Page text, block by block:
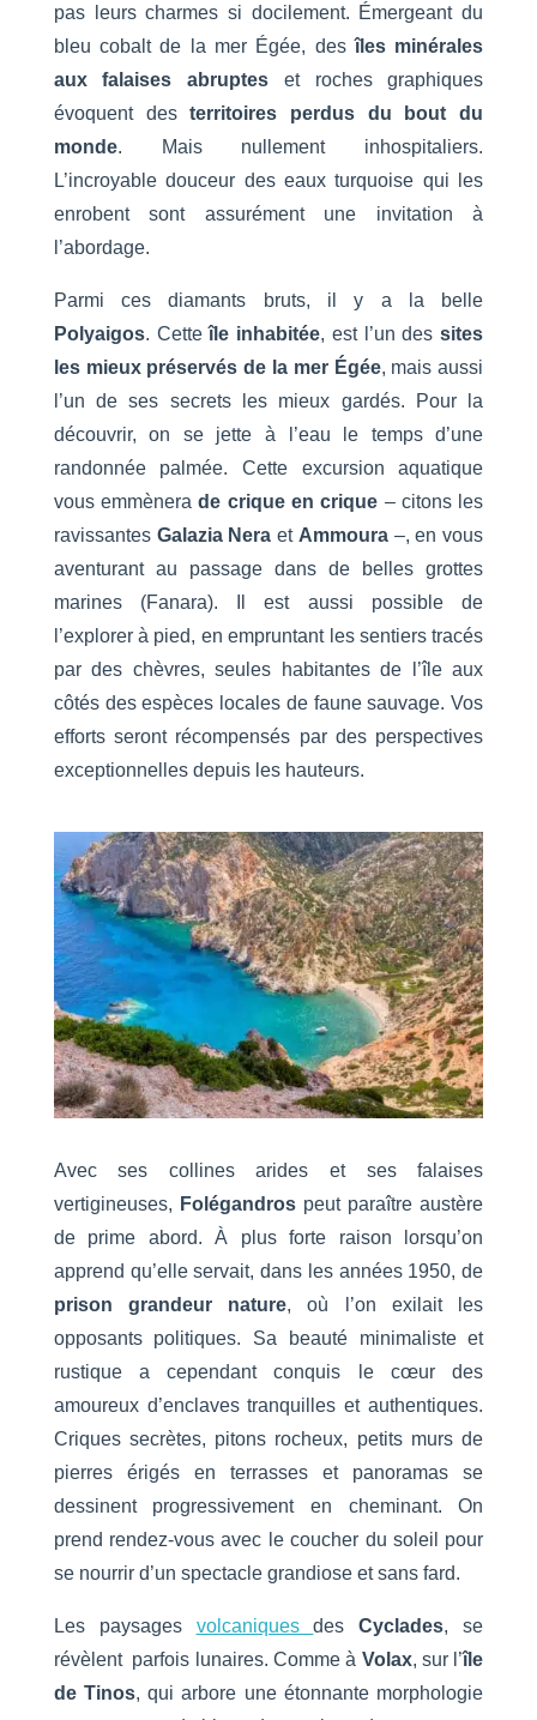
pas leurs charmes si docilement. Émergeant du
bleu cobalt de la mer Égée, desîles minérales
aux falaises abruptes et roches graphiques
évoquent desterritoires perdus du bout du
monde. Mais nullement inhospitaliers.
L’incroyable douceur des eaux turquoise qui les
enrobent sont assurément une invitation à
l’abordage.
Parmi ces diamants bruts, il y a la belle
Polyaigos. Cetteîle inhabitée, est l’un dessites
les mieux préservés de la mer Égée, mais aussi
l’un de ses secrets les mieux gardés. Pour la
découvrir, on se jette à l’eau le temps d’une
randonnée palmée. Cette excursion aquatique
vous emmènerade crique en crique – citons les
ravissantes Galazia Nera et Ammoura–, en vous
aventurant au passage dans de belles grottes
marines (Fanara). Il est aussi possible de
l’explorer à pied, en empruntant les sentiers tracés
par des chèvres, seules habitantes de l’île aux
côtés des espèces locales de faune sauvage. Vos
efforts seront récompensés par des perspectives
exceptionnelles depuis les hauteurs.
Avec ses collines arides et ses falaises
vertigineuses, Folégandrospeut paraître austère
de prime abord. À plus forte raison lorsqu’on
apprend qu’elle servait, dans les années 1950, de
prison grandeur nature, où l’on exilait les
opposants politiques. Sa beauté minimaliste et
rustique a cependant conquis le cœur des
amoureux d’enclaves tranquilles et authentiques.
Criques secrètes, pitons rocheux, petits murs de
pierres érigés en terrasses et panoramas se
dessinent progressivement en cheminant. On
prend rendez-vous avec le coucher du soleil pour
se nourrir d’un spectacle grandiose et sans fard.
Les paysages volcaniquesdes Cyclades, se
révèlent parfois lunaires. Comme à Volax, sur l’île
de Tinos, qui arbore une étonnante morphologie